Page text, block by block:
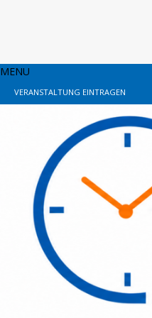
MENU
VERANSTALTUNG EINTRAGEN